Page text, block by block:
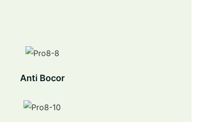
Anti Bocor